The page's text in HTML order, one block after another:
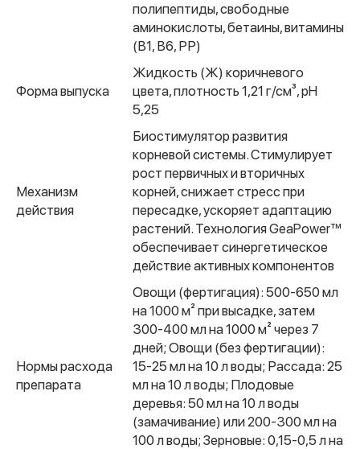
полипептиды, свободные
аминокислоты, бетаины, витамины
(В1, В6, РР)
Форма выпуска
Жидкость (Ж) коричневого
цвета, плотность 1,21 г/см³, pH
5,25
Механизм
действия
Биостимулятор развития
корневой системы. Стимулирует
рост первичных и вторичных
корней, снижает стресс при
пересадке, ускоряет адаптацию
растений. Технология GeaPower™
обеспечивает синергетическое
действие активных компонентов
Нормы расхода
препарата
Овощи (фертигация): 500-650 мл
на 1000 м² при высадке, затем
300-400 мл на 1000 м² через 7
дней; Овощи (без фертигации):
15-25 мл на 10 л воды; Рассада: 25
мл на 10 л воды; Плодовые
деревья: 50 мл на 10 л воды
(замачивание) или 200-300 мл на
100 л воды; Зерновые: 0,15-0,5 л на